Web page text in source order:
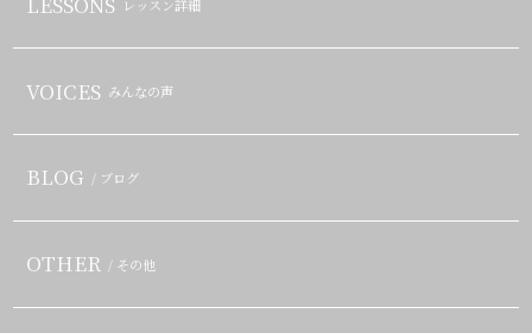
レッスン詳細
VOICES みんなの声
BLOG / ブログ
OTHER / その他